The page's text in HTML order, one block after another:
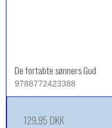
De fortabte sønners Gud
9788772423388
129,95 DKK